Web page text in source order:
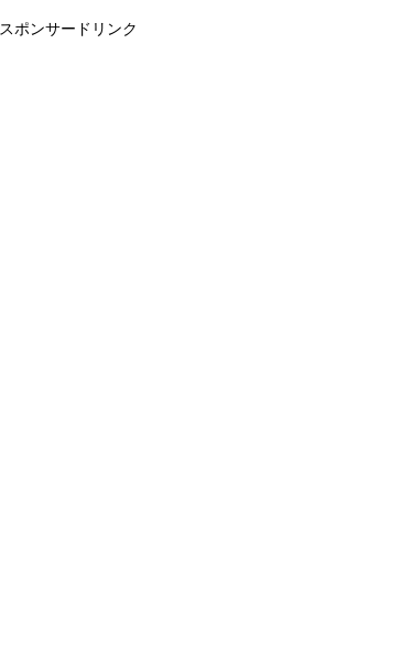
スポンサードリンク